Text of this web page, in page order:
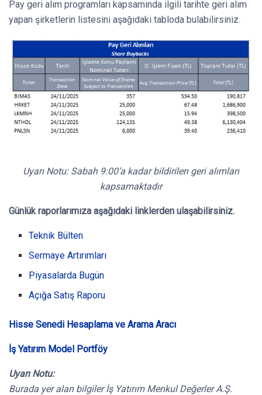
Pay geri alım programları kapsamında ilgili tarihte geri alım
yapan şirketlerin listesini aşağıdaki tabloda bulabilirsiniz.
Uyarı Notu: Sabah 9:00’a kadar bildirilen geri alımları
kapsamaktadır
Günlük raporlarımıza aşağıdaki linklerden ulaşabilirsiniz.
Teknik Bülten
Sermaye Artırımları
Piyasalarda Bugün
Açığa Satış Raporu
Hisse Senedi Hesaplama ve Arama Aracı
İş Yatırım Model Portföy
Uyarı Notu:
Burada yer alan bilgiler İş Yatırım Menkul Değerler A.Ş.